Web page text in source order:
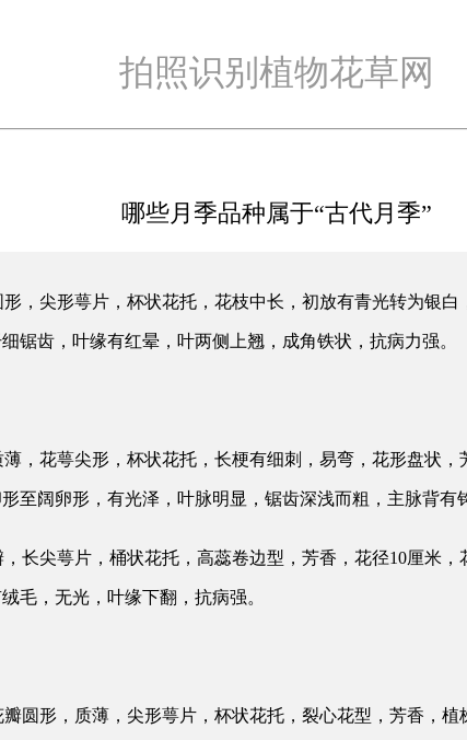
拍照识别植物花草网
哪些月季品种属于“古代月季”
，尖形萼片，杯状花托，花枝中长，初放有青光转为银白
锯齿，叶缘有红晕，叶两侧上翘，成角铁状，抗病力强。
，花萼尖形，杯状花托，长梗有细刺，易弯，花形盘状，
至阔卵形，有光泽，叶脉明显，锯齿深浅而粗，主脉背有
长尖萼片，桶状花托，高蕊卷边型，芳香，花径10厘米
毛，无光，叶缘下翻，抗病强。
圆形，质薄，尖形萼片，杯状花托，裂心花型，芳香，